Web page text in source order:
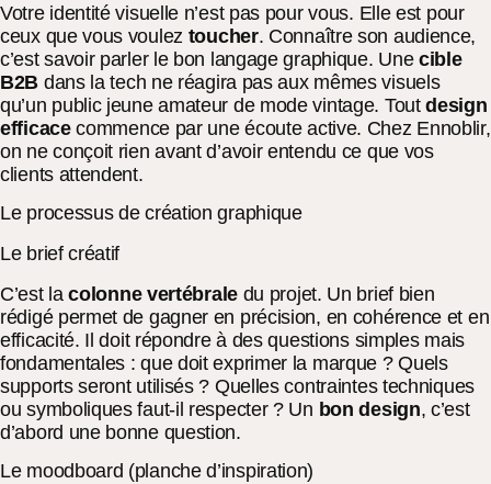
Votre identité visuelle n’est pas pour vous. Elle est pour
ceux que vous voulez toucher. Connaître son audience,
c’est savoir parler le bon langage graphique. Unecible
B2B dans la tech ne réagira pas aux mêmes visuels
qu’un public jeune amateur de mode vintage. Toutdesign
efficacecommence par une écoute active. Chez Ennoblir,
on ne conçoit rien avant d’avoir entendu ce que vos
clients attendent.
Le processus de création graphique
Le brief créatif
C’est lacolonne vertébraledu projet. Un brief bien
rédigé permet de gagner en précision, en cohérence et en
efficacité. Il doit répondre à des questions simples mais
fondamentales : que doit exprimer la marque ? Quels
supports seront utilisés ? Quelles contraintes techniques
ou symboliques faut-il respecter ? Un bon design, c’est
d’abord une bonne question.
Le moodboard (planche d’inspiration)